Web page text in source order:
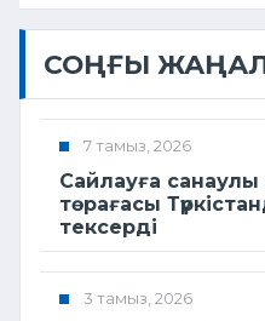
СОҢҒЫ
7 тамыз, 2026
Сайлауға
төрағасы
тексерді
3 тамыз, 2026